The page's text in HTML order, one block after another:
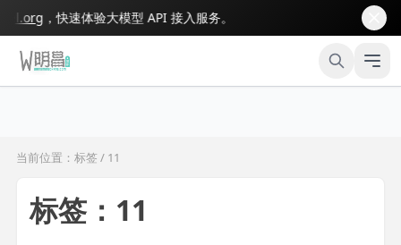
，快速体验大模型 API 接入服务。
当前位置：标签 / 11
标签：11